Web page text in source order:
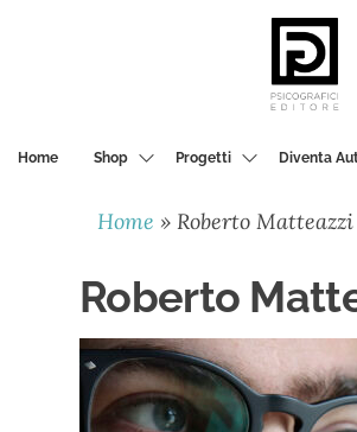
Home Shop Progetti Diventa
Home »Roberto Matteazzi
Roberto